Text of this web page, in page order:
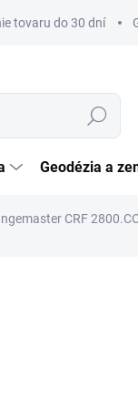
tovaru do 30 dní
Hľadať
Geodézia a
CRF